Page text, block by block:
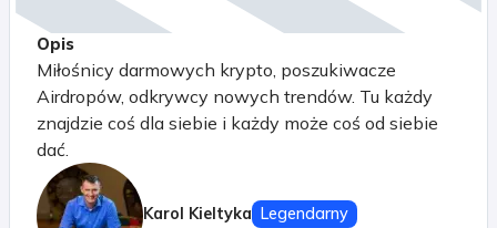
Opis
Miłośnicy darmowych krypto, poszukiwacze
Airdropów, odkrywcy nowych trendów. Tu każdy
znajdzie coś dla siebie i każdy może coś od siebie
dać.
Karol Kieltyka Legendarny